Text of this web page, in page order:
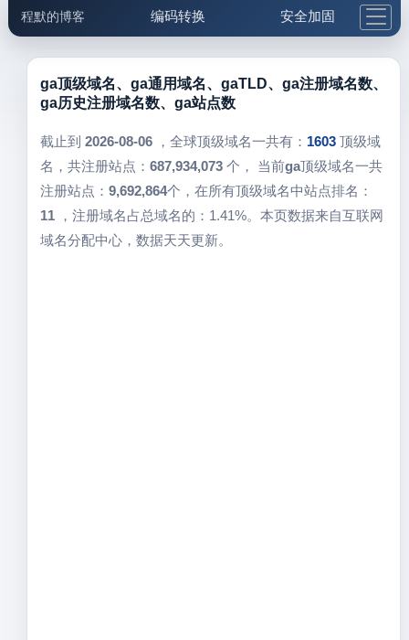
程默的博客 编码转换 安全加固
邮件工具 生活便民 更多工具
5.1支付宝大红包
ga顶级域名、ga通用域名、gaTLD、ga注册域名数、
ga历史注册域名数、ga站点数
截止到 2026-08-06，全球顶级域名一共有： 1603 顶级域
名，共注册站点： 687,934,073 个， 当前ga顶级域名一共
注册站点： 9,692,864个，在所有顶级域名中站点排名：
11，注册域名占总域名的：1.41%。本页数据来自互联网
域名分配中心，数据天天更新。